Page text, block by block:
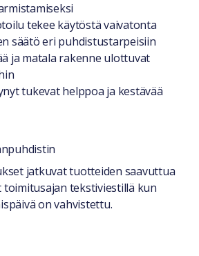
tekee käytöstä vaivatonta
säätö eri puhdistustarpeisiin
ja matala rakenne ulottuvat
tukevat helppoa ja kestävää
jatkuvat tuotteiden saavuttua
toimitusajan tekstiviestillä kun
on vahvistettu.